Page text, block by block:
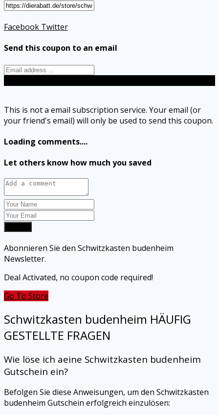
Facebook Twitter
Send this coupon to an email
This is not a email subscription service. Your email (or
your friend's email) will only be used to send this coupon.
Loading comments....
Let others know how much you saved
Abonnieren Sie den Schwitzkasten budenheim
Newsletter.
Deal Activated, no coupon code required!
Go To Store
Schwitzkasten budenheim HÄUFIG
GESTELLTE FRAGEN
Wie löse ich aeine Schwitzkasten budenheim
Gutschein ein?
Befolgen Sie diese Anweisungen, um den Schwitzkasten
budenheim Gutschein erfolgreich einzulösen: